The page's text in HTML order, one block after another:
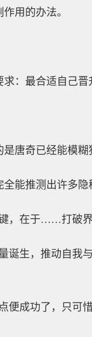
用的办法。
：最合适自己
唐奇已经能模糊
能推测出许多隐
，在于……打破
诞生，推动自我
便成功了，只可